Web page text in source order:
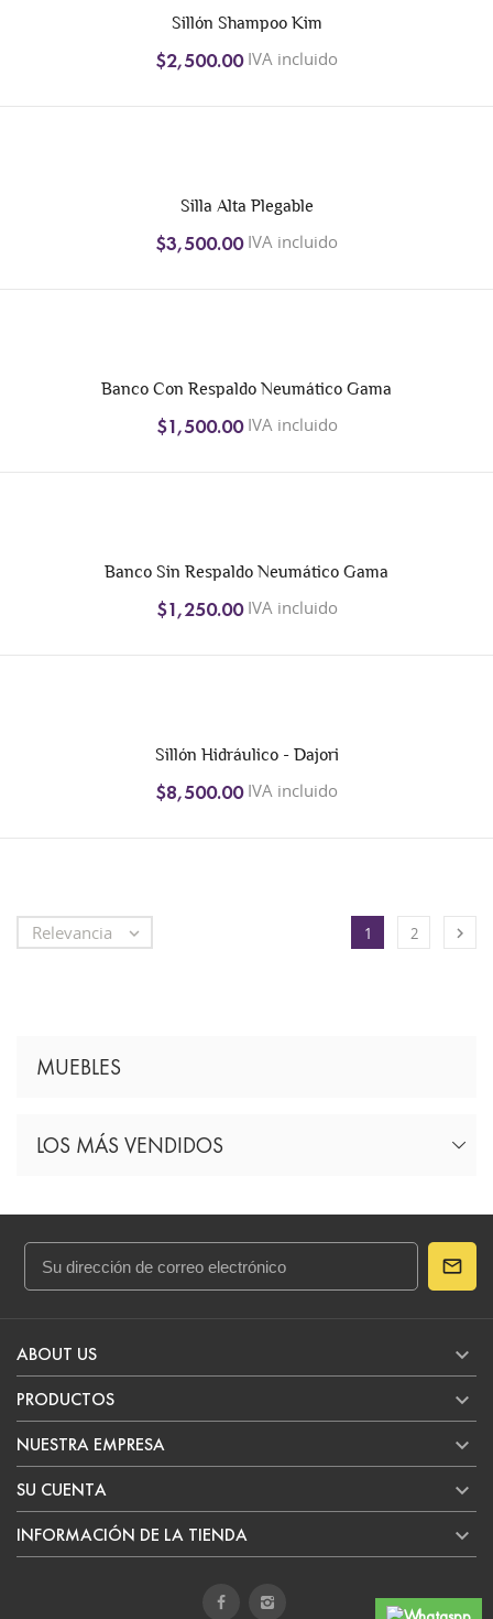
MUEBLES
LOS MÁS VENDIDOS
Sillón Shampoo Kim
$2,500.00IVA incluido
Silla Alta Plegable
$3,500.00IVA incluido
Banco Con Respaldo Neumático Gama
$1,500.00IVA incluido
Banco Sin Respaldo Neumático Gama
$1,250.00IVA incluido
Sillón Hidráulico - Dajori
$8,500.00IVA incluido
Relevancia  1 2 
ABOUT US 
PRODUCTOS 
NUESTRA EMPRESA 
SU CUENTA 
INFORMACIÓN DE LA TIENDA 